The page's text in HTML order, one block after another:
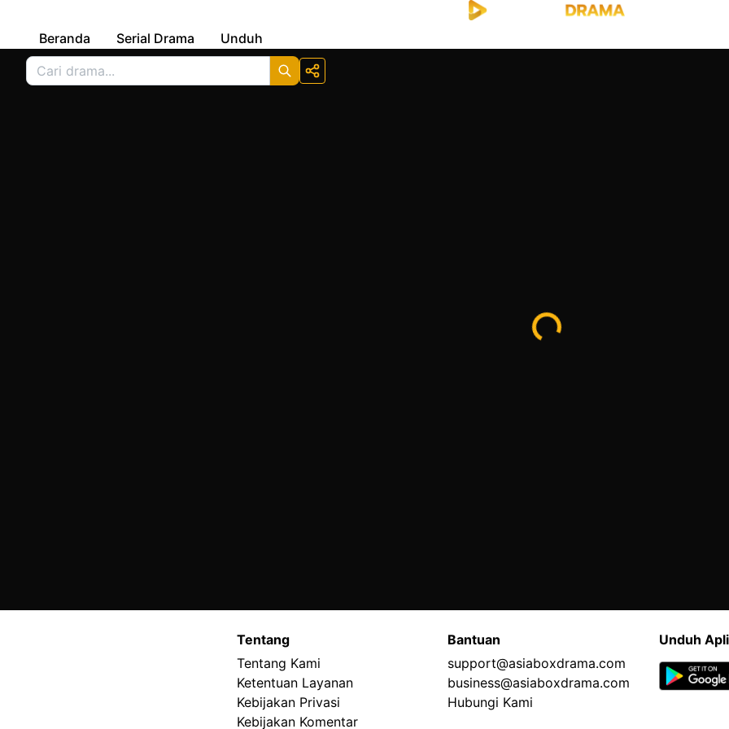
Beranda Serial Drama Unduh
Tentang
Tentang Kami
Ketentuan Layanan
Kebijakan Privasi
Kebijakan Komentar
Bantuan
support@asiaboxdrama.com
business@asiaboxdrama.com
Hubungi Kami
Unduh